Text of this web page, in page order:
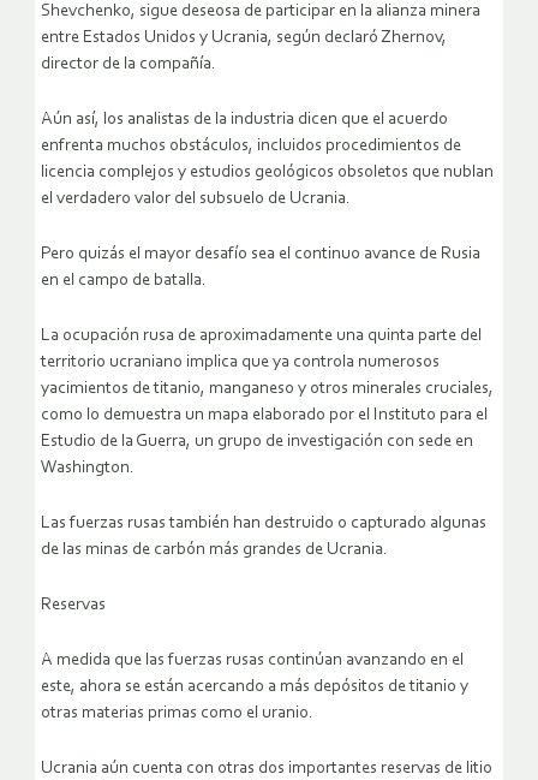
Shevchenko, sigue deseosa de participar en la alianza minera
entre Estados Unidos y Ucrania, según declaró Zhernov,
director de la compañía.
Aún así, los analistas de la industria dicen que el acuerdo
enfrenta muchos obstáculos, incluidos procedimientos de
licencia complejos y estudios geológicos obsoletos que nublan
el verdadero valor del subsuelo de Ucrania.
Pero quizás el mayor desafío sea el continuo avance de Rusia
en el campo de batalla.
La ocupación rusa de aproximadamente una quinta parte del
territorio ucraniano implica que ya controla numerosos
yacimientos de titanio, manganeso y otros minerales cruciales,
como lo demuestra un mapa elaborado por el Instituto para el
Estudio de la Guerra, un grupo de investigación con sede en
Washington.
Las fuerzas rusas también han destruido o capturado algunas
de las minas de carbón más grandes de Ucrania.
Reservas
A medida que las fuerzas rusas continúan avanzando en el
este, ahora se están acercando a más depósitos de titanio y
otras materias primas como el uranio.
Ucrania aún cuenta con otras dos importantes reservas de litio